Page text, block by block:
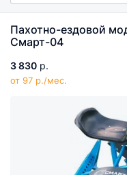
Пахотно-ездовой
Смарт-04
3 830 р.
от 97 р./мес.